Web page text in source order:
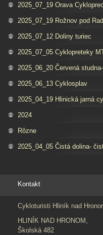
2025_07_19 Orava
2025_07_19 Rožnov pod
2025_07_12 Doliny turiec
2025_07_05 Cyklopreteky
2025_06_20 Červená
2025_06_13 Cyklosplav
2025_04_19 Hlinická jarná
2024
Rôzne
2025_04_05 Čistá dolina-
Kontakt
Cykloturisti Hliník nad
HLINÍK NAD HRONOM,
Školská 482